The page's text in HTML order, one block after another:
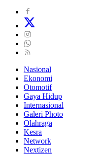
Nasional
Ekonomi
Otomotif
Gaya Hidup
Internasional
Galeri Photo
Olahraga
Kesra
Network
Nextizen